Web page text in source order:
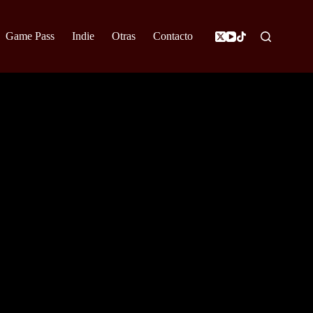
Game Pass Indie Otras Contacto